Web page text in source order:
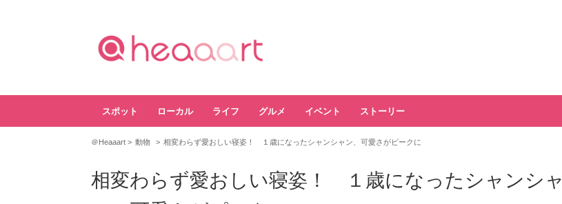
スポット ローカル ライフ グルメ イベント ストーリー
＠Heaaart 動物 相変わらず愛おしい寝姿！ １歳になったシャンシャン、可愛さがピークに
相変わらず愛おしい寝姿！ １歳になったシャンシャ